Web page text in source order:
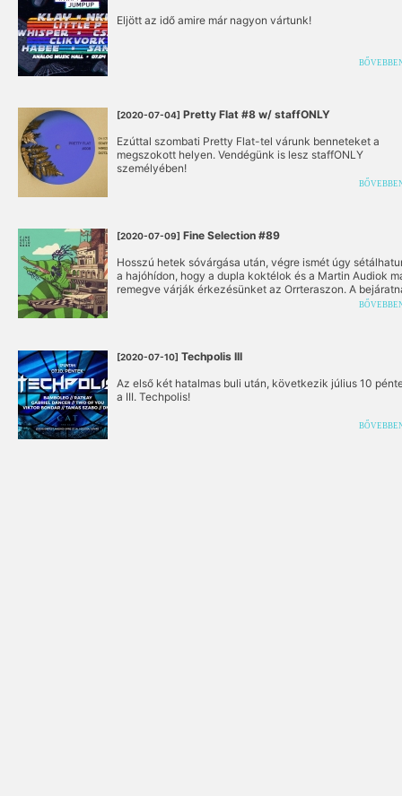
Eljött az idő amire már nagyon vártunk!
[2020-07-04] Pretty Flat #8 w/ staffONLY
Ezúttal szombati Pretty Flat-tel várunk benneteket a
megszokott helyen. Vendégünk is lesz staffONLY
személyében!
[2020-07-09] Fine Selection #89
Hosszú hetek sóvárgása után, végre ismét úgy
a hajóhídon, hogy a dupla koktélok és a Martin Audiok
remegve várják érkezésünket az Orrteraszon. A
biccentünk egyet Berginek, majd felcsapjuk a Fine
[2020-07-10] Techpolis III
Az első két hatalmas buli után, következik július 10
a III. Techpolis!